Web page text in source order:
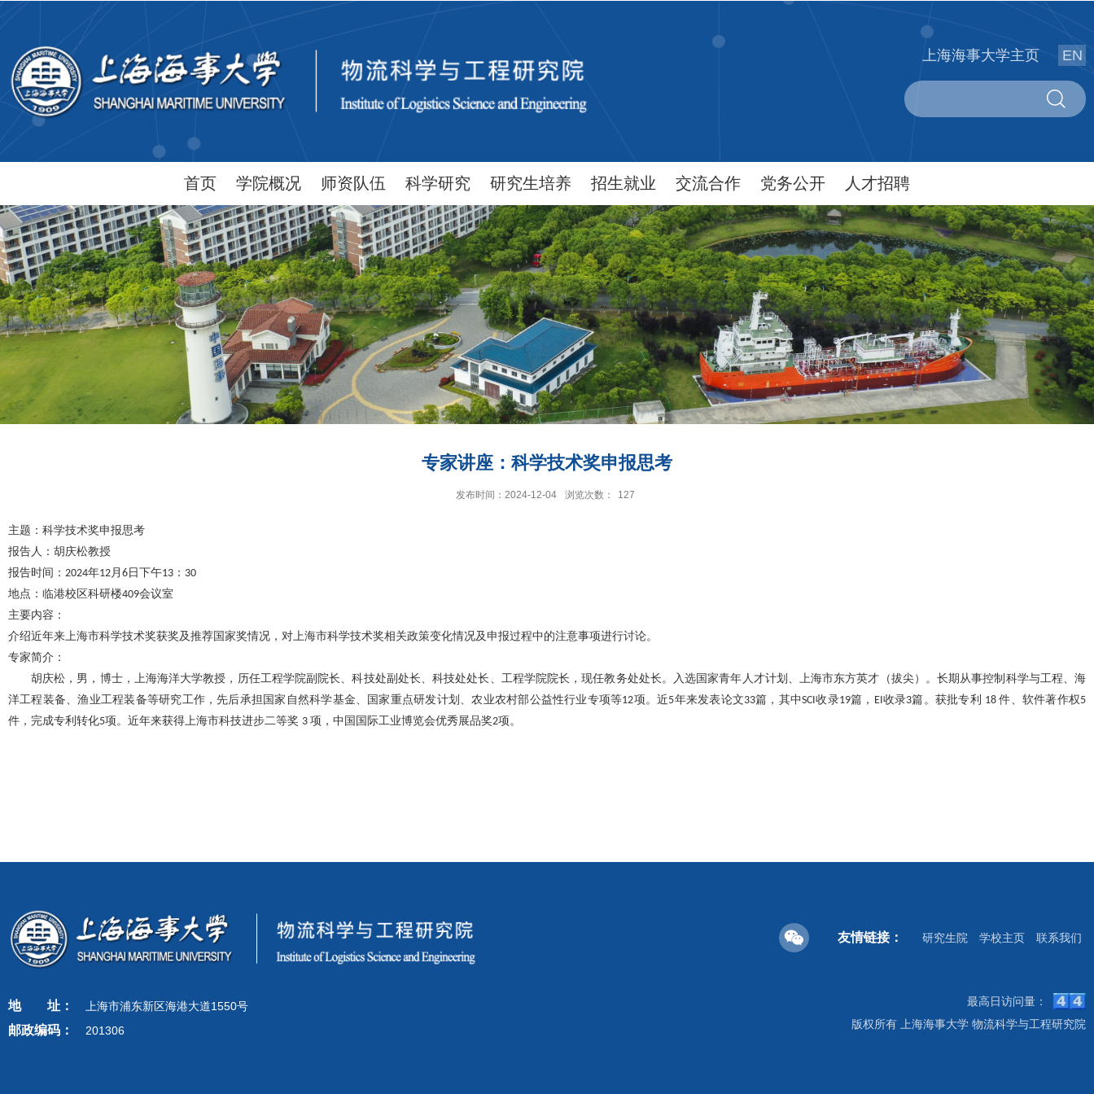
上海海事大学主页 EN
首页 学院概况 师资队伍 科学研究 研究生培养 招生就业 交流合作 党务公开 人才招聘
专家讲座：科学技术奖申报思考
发布时间：2024-12-04 浏览次数： 127
主题 ： 科学技术奖申报思考
报告人：胡庆松教授
报告时间： 2024年12 月 6 日下午13 ： 30
地点：临港校区科研楼409会议室
主要内容 ：
介绍近年来上海市科学技术奖获奖及推荐国家奖情况 ， 对上海市科学技术奖相关政策变化情况及申报过程中的注意事项进行讨论。
专家简介 ：
胡庆松，男，博士，上海海洋大学教授，历任工程学院副院长、科技处副处长 、科技处处长 工程学院院长 ，现任教务处处长 。 入选国家青年人才计划、上海市东方英才（拔尖）。长期从事控制科学与工程 、海
洋工程装备 、渔业工程装备等研究工作，先后承担国家自然科学基金、国家重点研发计划、农业农村部公益性行业专项等12项。近5年来发表论文33篇，其中SCI收录19篇， EI 收录3篇。获批专利 18件、软件著作权5
件，完成专利转化5项。近年来获得上海市科技进步二等奖 3 项，中国国际工业博览会优秀展品奖2项。
地 址： 上海市浦东新区海港大道1550号
邮政编码： 201306
友情链接： 研究生院 学校主页 联系我们
最高日访问量：
版权所有 上海海事大学 物流科学与工程研究院